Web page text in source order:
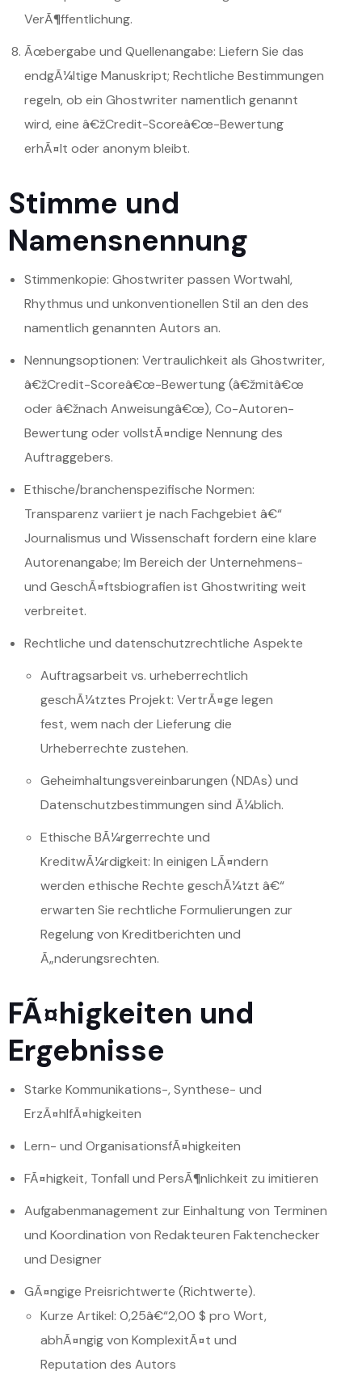
VerÃ¶ffentlichung.
Ãœbergabe und Quellenangabe: Liefern Sie das
endgÃ¼ltige Manuskript; Rechtliche Bestimmungen
regeln, ob ein Ghostwriter namentlich genannt
wird, eine â€žCredit-Scoreâ€œ-Bewertung
erhÃ¤lt oder anonym bleibt.
Stimme und
Namensnennung
Stimmenkopie: Ghostwriter passen Wortwahl,
Rhythmus und unkonventionellen Stil an den des
namentlich genannten Autors an.
Nennungsoptionen: Vertraulichkeit als Ghostwriter,
â€žCredit-Scoreâ€œ-Bewertung (â€žmitâ€œ
oder â€žnach Anweisungâ€œ), Co-Autoren-
Bewertung oder vollstÃ¤ndige Nennung des
Auftraggebers.
Ethische/branchenspezifische Normen:
Transparenz variiert je nach Fachgebiet â€“
Journalismus und Wissenschaft fordern eine klare
Autorenangabe; Im Bereich der Unternehmens-
und GeschÃ¤ftsbiografien ist Ghostwriting weit
verbreitet.
Rechtliche und datenschutzrechtliche Aspekte
Auftragsarbeit vs. urheberrechtlich
geschÃ¼tztes Projekt: VertrÃ¤ge legen
fest, wem nach der Lieferung die
Urheberrechte zustehen.
Geheimhaltungsvereinbarungen (NDAs) und
Datenschutzbestimmungen sind Ã¼blich.
Ethische BÃ¼rgerrechte und
KreditwÃ¼rdigkeit: In einigen LÃ¤ndern
werden ethische Rechte geschÃ¼tzt â€“
erwarten Sie rechtliche Formulierungen zur
Regelung von Kreditberichten und
Ã„nderungsrechten.
FÃ¤higkeiten und
Ergebnisse
Starke Kommunikations-, Synthese- und
ErzÃ¤hlfÃ¤higkeiten
Lern- und OrganisationsfÃ¤higkeiten
FÃ¤higkeit, Tonfall und PersÃ¶nlichkeit zu imitieren
Aufgabenmanagement zur Einhaltung von Terminen
und Koordination von Redakteuren Faktenchecker
und Designer
GÃ¤ngige Preisrichtwerte (Richtwerte).
Kurze Artikel: 0,25â€“2,00 $ pro Wort,
abhÃ¤ngig von KomplexitÃ¤t und
Reputation des Autors